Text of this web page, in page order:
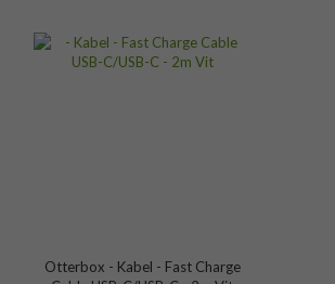
Otterbox - Kabel - Fast Charge